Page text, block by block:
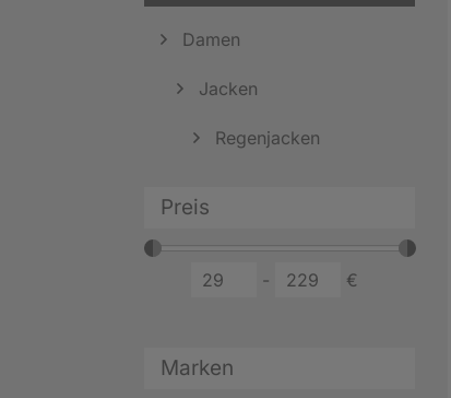
Damen
Jacken
Regenjacken
Preis
- €
Marken